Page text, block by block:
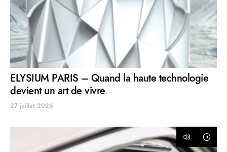
ELYSIUM PARIS – Quand la haute technologie
devient un art de vivre
27 juillet 2026